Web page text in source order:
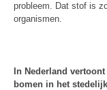
probleem. Dat stof is
organismen.
In Nederland
bomen in het